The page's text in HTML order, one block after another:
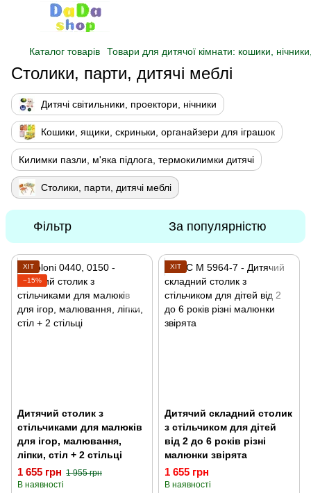
Каталог товарів Товари для дитячої кімнати: кошики,
Столики, парти, дитячі меблі
Дитячі світильники, проектори, нічники
Кошики, ящики, скриньки, органайзери для іграшок
Килимки пазли, м'яка підлога, термокилимки дитячі
Столики, парти, дитячі меблі
Фільтр За популярністю
ХІТ
−15%
Дитячий столик з
стільчиками для малюків
для ігор, малювання,
ліпки, стіл + 2 стільці
1 655 грн 1 955 грн
В наявності
ХІТ
Дитячий складний столик
з стільчиком для дітей
від 2 до 6 років різні
малюнки звірята
1 655 грн
В наявності